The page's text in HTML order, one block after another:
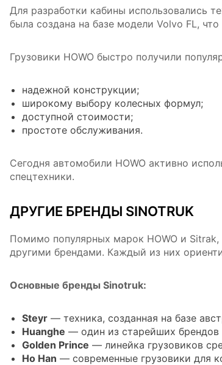
Для разработки кабины использовались
была создана на базе модели Volvo FL,
Грузовики HOWO быстро получили
надежной конструкции;
широкому выбору колесных формул;
доступной стоимости;
простоте обслуживания.
Сегодня автомобили HOWO активно
спецтехники.
ДРУГИЕ БРЕНДЫ SINOTRUK
Помимо популярных марок HOWO и
другими брендами. Каждый из них
Основные бренды Sinotruk:
Steyr — техника, созданная на базе
Huanghe — один из старейших брендов
Golden Prince — линейка грузовиков
Ho Han — современные грузовики для